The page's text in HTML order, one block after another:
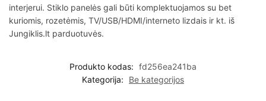
interjerui. Stiklo panelės gali būti komplektuojamos su bet
kuriomis, rozetėmis, TV/USB/HDMI/interneto lizdais ir kt. iš
Jungiklis.lt parduotuvės.
Produkto kodas: fd256ea241ba
Kategorija:
Be kategorijos